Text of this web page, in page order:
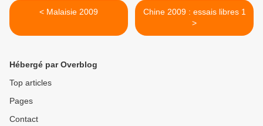
< Malaisie 2009
Chine 2009 : essais libres 1
>
Hébergé par Overblog
Top articles
Pages
Contact